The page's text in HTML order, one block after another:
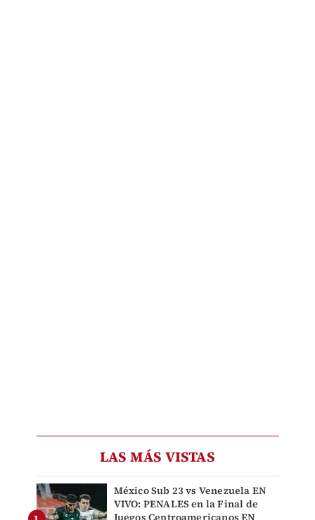
LAS MÁS VISTAS
México Sub 23 vs Venezuela EN
VIVO: PENALES en la Final de